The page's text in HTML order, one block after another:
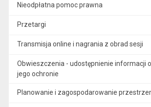
Nieodpłatna pomoc prawna
Przetargi
Transmisja online i nagrania z obrad sesji
Obwieszczenia - udostępnienie informacji
jego ochronie
Planowanie i zagospodarowanie